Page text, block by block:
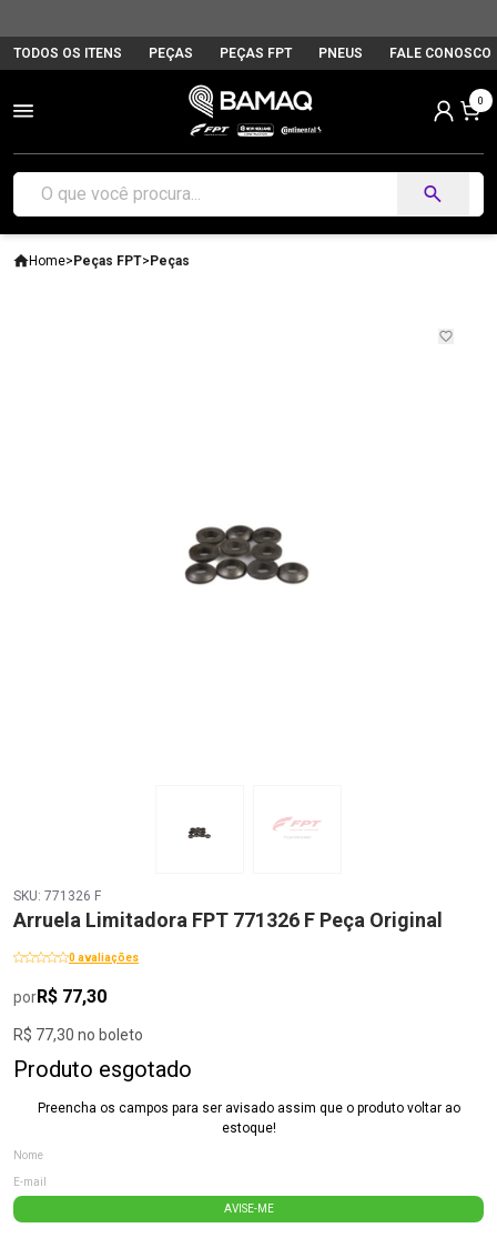
TODOS OS ITENS PEÇAS PEÇAS FPT PNEUS FALE CONOSCO
0
Home>Peças FPT>Peças
SKU: 771326 F
Arruela Limitadora FPT 771326 F Peça Original
0 avaliações
porR$ 77,30
R$ 77,30 no boleto
Produto esgotado
Preencha os campos para ser avisado assim que o produto voltar ao
estoque!
AVISE-ME